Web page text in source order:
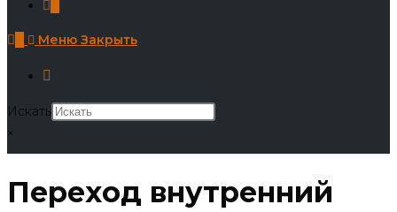
Меню Закрыть
Искать
×
Переход внутренний